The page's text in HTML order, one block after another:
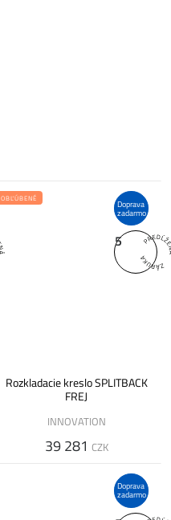
Doprava
zadarmo
5
OBĽÚBENÉ
Rozkladacie kreslo SPLITBACK
FREJ
INNOVATION
39 281 CZK
Doprava
zadarmo